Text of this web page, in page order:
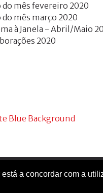
a concordar com a
do mês fevereiro 2020
do mês março 2020
à Janela - Abril/Maio
2020